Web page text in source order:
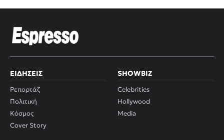
ΕΙΔΉΣΕΙΣ
Ρεπορτάζ
Πολιτική
Κόσμος
Cover Story
SHOWBIZ
Celebrities
Hollywood
Media